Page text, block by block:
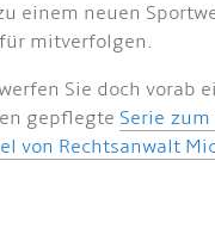
einem neuen
mitverfolgen.
Sie doch vorab
gepflegte Serie
von Rechtsanwalt